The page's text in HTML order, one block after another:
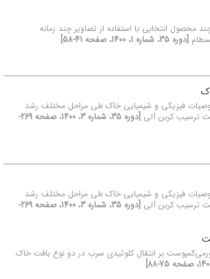
محصول انتخابی با استفاده از تصاویر چند زمانه
[دوره 35، شماره 1، 1400، صفحه 41-58]
فیزیکی و شیمیایی خاک طی مراحل مختلف رشد
ترسیب کربن آلی
[دوره 35، شماره 3، 1400، صفحه 269-
فیزیکی و شیمیایی خاک طی مراحل مختلف رشد
ترسیب کربن آلی
[دوره 35، شماره 3، 1400، صفحه 269-
ورمی‌کمپوست بر انتقال کلوئیدی سرب در دو نوع بافت خاک